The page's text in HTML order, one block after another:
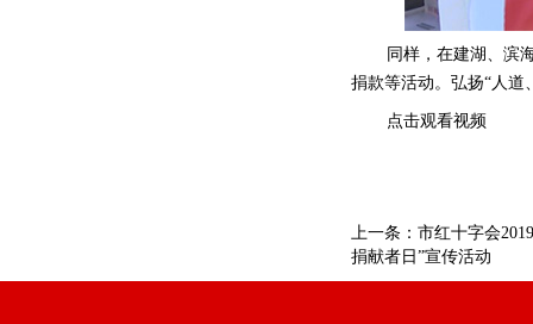
同样，在建湖、滨
捐款等活动。弘扬“人道
点击观看视频
上一条： 市红十字会
捐献者日”宣传活动